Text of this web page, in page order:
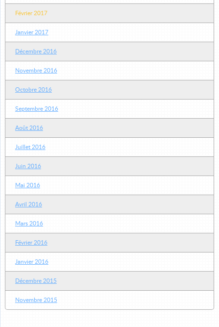
Février 2017
Janvier 2017
Décembre 2016
Novembre 2016
Octobre 2016
Septembre 2016
Août 2016
Juillet 2016
Juin 2016
Mai 2016
Avril 2016
Mars 2016
Février 2016
Janvier 2016
Décembre 2015
Novembre 2015